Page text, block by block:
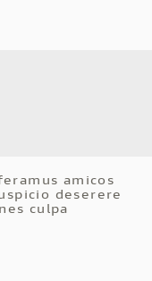
amicos
deserere
culpa